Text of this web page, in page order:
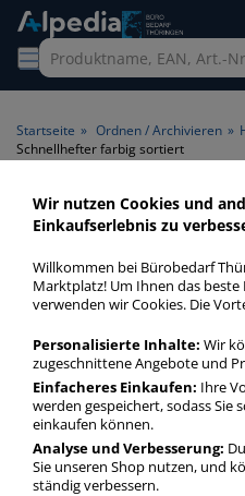
Startseite » Ordnen / Archivieren »
Schnellhefter farbig sortiert
Schnellhefter
Farbe farbig
Schnellhefter farbig sortiert in
unserer Filter-Funktion.
Schnellhefter farbig
mehr Infos zur Kategorie
Wir nutzen Cookies und
Einkaufserlebnis zu
Willkommen bei Bürobedarf
Marktplatz! Um Ihnen das
verwenden wir Cookies. Die
Personalisierte Inhalte: Wir
zugeschnittene Angebote und
Einfacheres Einkaufen: Ihre
werden gespeichert, sodass Sie
einkaufen können.
Analyse und Verbesserung:
Sie unseren Shop nutzen, und
ständig verbessern.